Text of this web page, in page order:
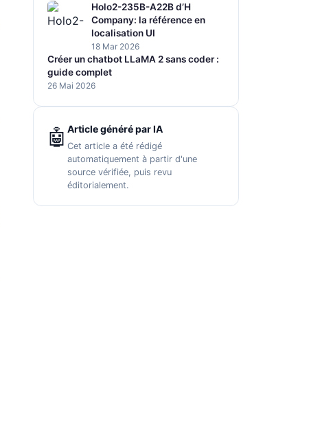
Holo2-235B-A22B d’H
Company: la référence en
localisation UI
18 Mar 2026
Créer un chatbot LLaMA 2 sans coder :
guide complet
26 Mai 2026
🤖 Article généré par IA
Cet article a été rédigé
automatiquement à partir d'une
source vérifiée, puis revu
éditorialement.